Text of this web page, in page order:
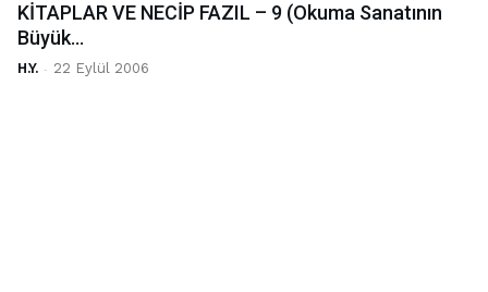
KİTAPLAR VE NECİP FAZIL – 9 (Okuma Sanatının
Büyük...
H.Y. - 22 Eylül 2006